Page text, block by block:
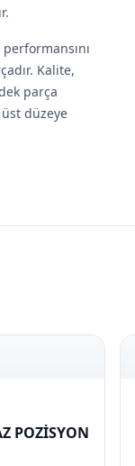
Kalite,
parça
düzeye
POZİSYON